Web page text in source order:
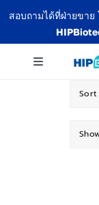
สอบถามได้ที่ฝ่ายขาย
Toggle